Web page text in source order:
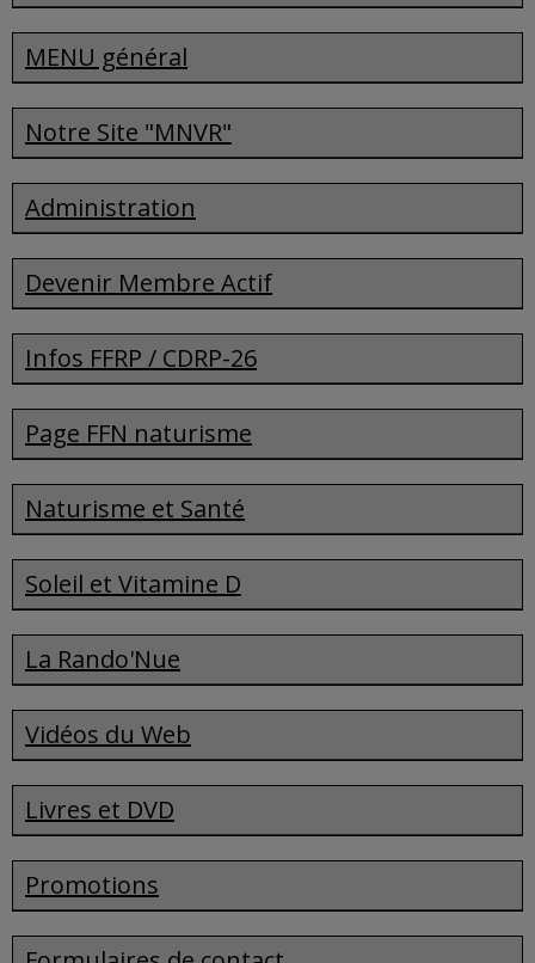
MENU général
Notre Site "MNVR"
Administration
Devenir Membre Actif
Infos FFRP / CDRP-26
Page FFN naturisme
Naturisme et Santé
Soleil et Vitamine D
La Rando'Nue
Vidéos du Web
Livres et DVD
Promotions